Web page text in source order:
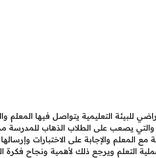
التعليمية يتواصل فيها المعلم
والتي يصعب على الطلاب الذهاب
المعلم والإجابة على الاختبارات
التعلم ويرجع ذلك لأهمية ونجاح فكرة